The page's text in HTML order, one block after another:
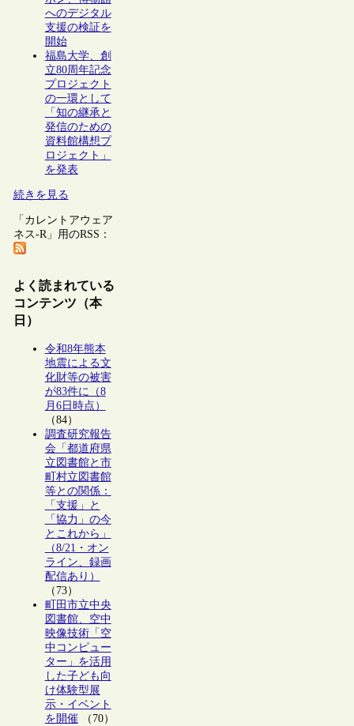
へのデジタル
支援の検証を
開始
福島大学、創
立80周年記念
プロジェクト
の一環として
「知の継承と
発信のための
資料館構想プ
ロジェクト」
を発表
続きを見る
「カレントアウェア
ネス-R」用のRSS：
よく読まれている
コンテンツ（本
日）
令和8年熊本
地震による文
化財等の被害
が83件に（8
月6日時点）
（84）
調査研究報告
会「都道府県
立図書館と市
町村立図書館
等との関係：
「支援」と
「協力」の今
とこれから」
（8/21・オン
ライン、録画
配信あり）
（73）
町田市立中央
図書館、空中
映像技術「空
中コンピュー
ター」を活用
した子ども向
け体験型展
示・イベント
を開催（70）